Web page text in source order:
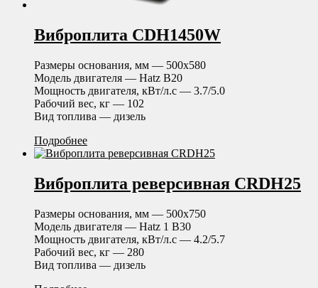
Виброплита CDH1450W
Размеры основания, мм — 500х580
Модель двигателя — Hatz B20
Мощность двигателя, кВт/л.с — 3.7/5.0
Рабочий вес, кг — 102
Вид топлива — дизель
Подробнее
Виброплита реверсивная CRDH25
Размеры основания, мм — 500х750
Модель двигателя — Hatz 1 B30
Мощность двигателя, кВт/л.с — 4.2/5.7
Рабочий вес, кг — 280
Вид топлива — дизель